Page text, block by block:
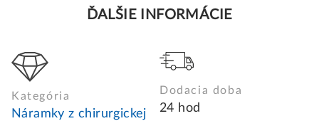
ĎALŠIE INFORMÁCIE
Kategória
Náramky z chirurgickej
Dodacia doba
24 hod